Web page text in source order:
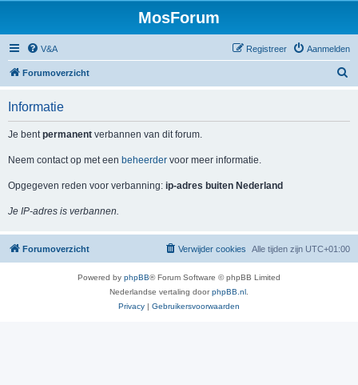
MosForum
V&A Aanmelden
Registreer
Forumoverzicht
Informatie
Je bentpermanent verbannen van dit forum.
Neem contact op met een beheerder voor meer informatie.
Opgegeven reden voor verbanning: ip-adres buiten Nederland
Je IP-adres is verbannen.
Forumoverzicht Alle tijden zijn UTC+01:00
Verwijder cookies
Powered by phpBB® Forum Software © phpBB Limited
Nederlandse vertaling doorphpBB.nl
Privacy | Gebruikersvoorwaarden